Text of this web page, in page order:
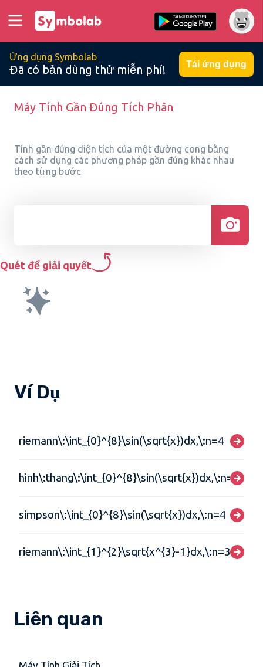
Ứng dụng Symbolab
Đã có bản dùng thử miễn phí! Tải ứng dụng
Máy Tính Gần Đúng Tích Phân
Tính gần đúng diện tích của một đường cong bằng
cách sử dụng các phương pháp gần đúng khác nhau
theo từng bước
Quét để giải quyết
Ví Dụ
riemann\:\int_{0}^{8}\sin(\sqrt{x})dx,\:n=4
hình\:thang\:\int_{0}^{8}\sin(\sqrt{x})dx,\:n=4
simpson\:\int_{0}^{8}\sin(\sqrt{x})dx,\:n=4
riemann\:\int_{1}^{2}\sqrt{x^{3}-1}dx,\:n=3
Liên quan